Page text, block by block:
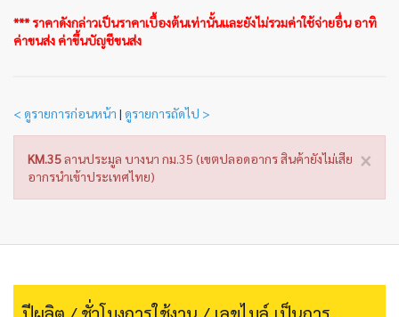
*** ราคาดังกล่าวเป็นราคาเบื้องต้นเท่านั้นและยังไม่รวมค่าใช้จ่ายอื่น อาทิ
ค่าขนส่ง ค่าขึ้นบัญชีขนส่ง
< ดูรายการก่อนหน้า | ดูรายการถัดไป >
×
KM.35ลานประมูล บางนา กม.35 (เขตปลอดอากร สินค้ายังไม่เสีย
อากรนำเข้าประเทศไทย)